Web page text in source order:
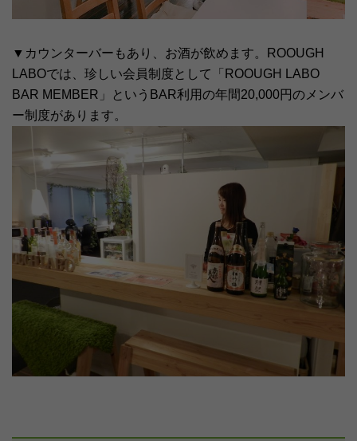
▼カウンターバーもあり、お酒が飲めます。ROOUGH
LABOでは、珍しい会員制度として「ROOUGH LABO
BAR MEMBER」というBAR利用の年間20,000円のメンバ
ー制度があります。